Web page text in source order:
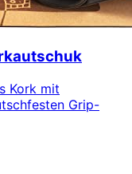
Kork mit
Grip-